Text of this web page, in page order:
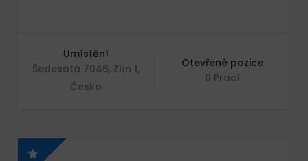
Umístění
Šedesátá 7046, Zlín 1,
Česko
Otevřené pozice
0 Prací